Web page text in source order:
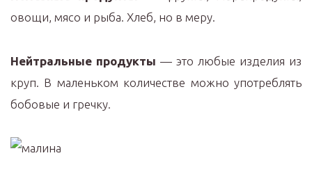
овощи, мясо и рыба. Хлеб, но в меру.
Нейтральные продукты — это любые изделия из
круп. В маленьком количестве можно употреблять
бобовые и гречку.